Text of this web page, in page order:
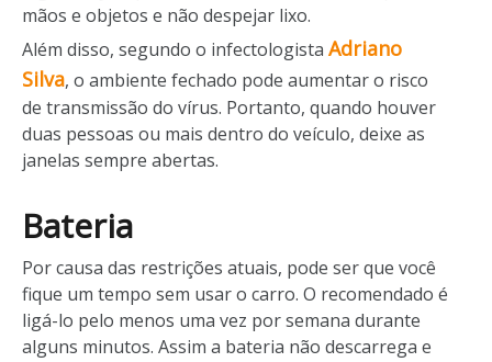
mãos e objetos e não despejar lixo.
Além disso, segundo o infectologista Adriano
Silva, o ambiente fechado pode aumentar o risco
de transmissão do vírus. Portanto, quando houver
duas pessoas ou mais dentro do veículo, deixe as
janelas sempre abertas.
Bateria
Por causa das restrições atuais, pode ser que você
fique um tempo sem usar o carro. O recomendado é
ligá-lo pelo menos uma vez por semana durante
alguns minutos. Assim a bateria não descarrega e